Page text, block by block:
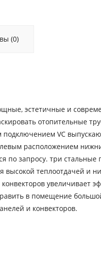
(0)
эстетичные и
отопительные
VC
расположением
по запросу. три
теплоотдачей и
увеличивает
в помещение
и конвекторов.